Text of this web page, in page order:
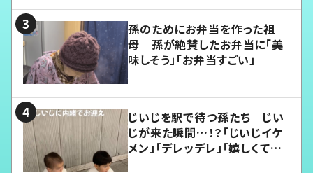
孫のためにお弁当を作った祖
母 孫が絶賛したお弁当に「美
味しそう」「お弁当すごい」
じいじを駅で待つ孫たち じい
じが来た瞬間…！？「じいじイケ
メン」「デレッデレ」「嬉しくて可